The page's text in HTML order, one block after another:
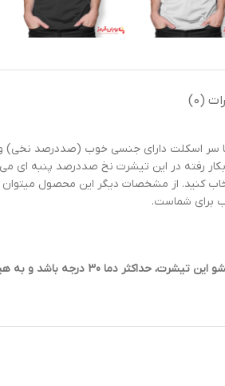
(0)
گل نارنجی با سر اسکلت دارای جنسی خوب
بکار رفته در این تیشرت نخ صددرصد پنبه
کنید. از مشخصات دیگر این محصول
برای شماست.
از سفید کننده های قوی برای شستشوی آن استفاده نکنید.